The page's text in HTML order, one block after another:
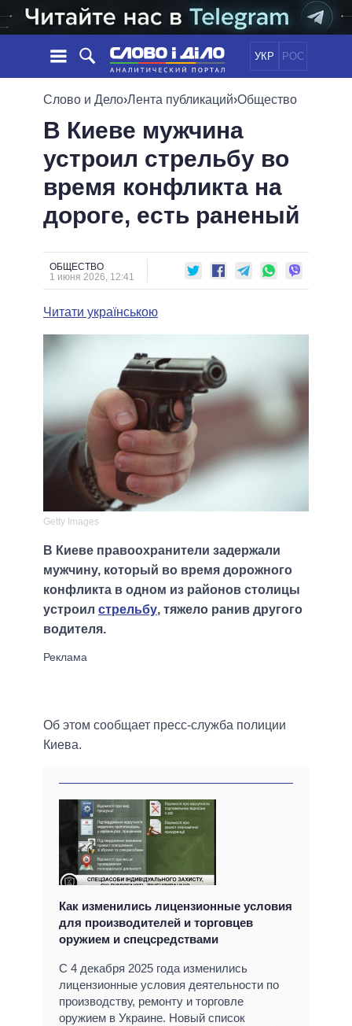
УКР РОС
НОВОСТИ
ЛЕНТА
СОБЫТИЯ
СТАТЬИ
МНЕНИЯ
ОБЗОРЫ
ДАЙДЖЕСТЫ
ПОЛИТИКА
ЭКОНОМИКА
ОБЩЕСТВО
ОБЕЩАНИЯ
ПОЛИТИКИ
ВСЕ ПОЛИТИКИ
ПРЕЗИДЕНТ И ОФИС
ВЕРХОВНАЯ РАДА
КАБИНЕТ МИНИСТРОВ
МЭРЫ
ИНФОГРАФИКА
ПОДДЕРЖАТЬ
СРАВНЕНИЕ ПОЛИТИКОВ
Слово и Дело›Лента публикаций›Общество
В Киеве мужчина
устроил стрельбу во
время конфликта на
дороге, есть раненый
ОБЩЕСТВО
1 июня 2026, 12:41
Читати українською
Getty Images
В Киеве правоохранители задержали
мужчину, который во время дорожного
конфликта в одном из районов столицы
устроил стрельбу, тяжело ранив другого
водителя.
Об этом сообщает пресс-служба полиции
Киева.
Как изменились лицензионные условия
для производителей и торговцев
оружием и спецсредствами
С 4 декабря 2025 года изменились
лицензионные условия деятельности по
производству, ремонту и торговле
оружием в Украине. Новый список